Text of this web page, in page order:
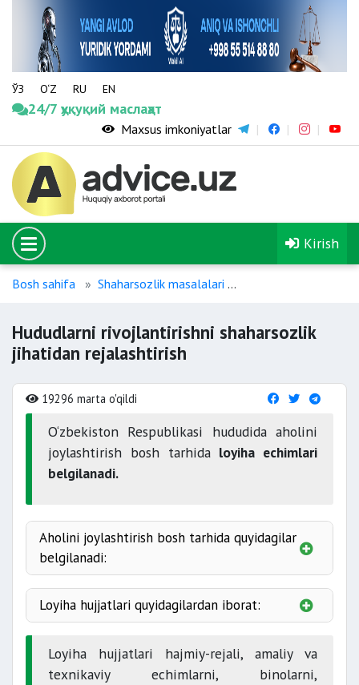
ЎЗ O‘Z RU EN
24/7 ҳуқуқий маслаҳат
Maxsus imkoniyatlar
Kirish
Bosh sahifa Shaharsozlik masalalari
Hududlarni rivojlantirishni shaharsozlik
jihatidan rejalashtirish
19296 marta o'qildi
O‘zbekiston Respublikasi hududida aholini
joylashtirish bosh tarhida loyiha echimlari
belgilanadi.
Aholini joylashtirish bosh tarhida quyidagilar
belgilanadi:
Loyiha hujjatlari quyidagilardan iborat:
Loyiha hujjatlari hajmiy-rejali, amaliy va
texnikaviy echimlarni, binolarni,